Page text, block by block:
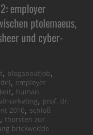
employer
ptolemaeus,
und cyber-
, blogaboutjob,
, employer
, human
, prof. dr.
2010, schloß
,thorsten zur
brickwedde